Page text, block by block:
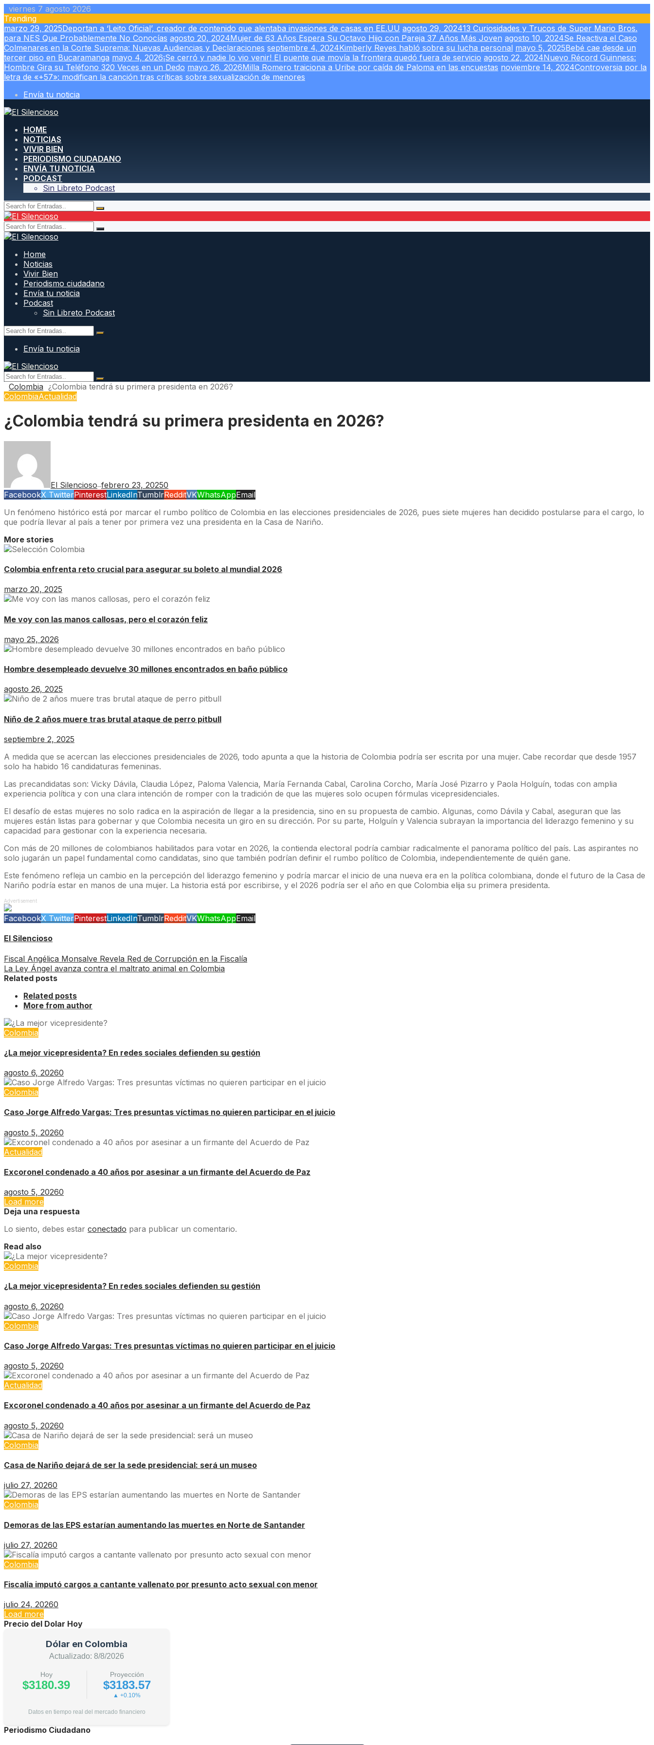
Skip
to
content
viernes 7 agosto 2026
Trending
marzo 29, 2025Deportan a ‘Leito Oficial’, creador de contenido que alentaba invasiones de casas en EE.UU agosto 29, 202413 Curiosidades y Trucos de Super Mario Bros.
para NES Que Probablemente No Conocías agosto 20, 2024Mujer de 63 Años Espera Su Octavo Hijo con Pareja 37 Años Más Joven agosto 10, 2024Se Reactiva el Caso
Colmenares en la Corte Suprema: Nuevas Audiencias y Declaraciones septiembre 4, 2024Kimberly Reyes habló sobre su lucha personal mayo 5, 2025Bebé cae desde un
tercer piso en Bucaramanga mayo 4, 2026¡Se cerró y nadie lo vio venir! El puente que movía la frontera quedó fuera de servicio agosto 22, 2024Nuevo Récord Guinness:
Hombre Gira su Teléfono 320 Veces en un Dedo mayo 26, 2026Milla Romero traiciona a Uribe por caída de Paloma en las encuestas noviembre 14, 2024Controversia por la
letra de «+57»: modifican la canción tras críticas sobre sexualización de menores
Envía tu noticia
HOME
NOTICIAS
VIVIR BIEN
PERIODISMO CIUDADANO
ENVÍA TU NOTICIA
PODCAST
Sin Libreto Podcast
Home
Noticias
Vivir Bien
Periodismo ciudadano
Envía tu noticia
Podcast
Sin Libreto Podcast
Envía tu noticia
Colombia ¿Colombia tendrá su primera presidenta en 2026?
ColombiaActualidad
¿Colombia tendrá su primera presidenta en 2026?
El Silencioso—febrero 23, 20250
FacebookX TwitterPinterestLinkedInTumblrRedditVKWhatsAppEmail
Un fenómeno histórico está por marcar el rumbo político de Colombia en las elecciones presidenciales de 2026, pues siete mujeres han decidido postularse para el cargo, lo
que podría llevar al país a tener por primera vez una presidenta en la Casa de Nariño.
More stories
Colombia enfrenta reto crucial para asegurar su boleto al mundial 2026
marzo 20, 2025
Me voy con las manos callosas, pero el corazón feliz
mayo 25, 2026
Hombre desempleado devuelve 30 millones encontrados en baño público
agosto 26, 2025
Niño de 2 años muere tras brutal ataque de perro pitbull
septiembre 2, 2025
A medida que se acercan las elecciones presidenciales de 2026, todo apunta a que la historia de Colombia podría ser escrita por una mujer. Cabe recordar que desde 1957
solo ha habido 16 candidaturas femeninas.
Las precandidatas son: Vicky Dávila, Claudia López, Paloma Valencia, María Fernanda Cabal, Carolina Corcho, María José Pizarro y Paola Holguín, todas con amplia
experiencia política y con una clara intención de romper con la tradición de que las mujeres solo ocupen fórmulas vicepresidenciales.
El desafío de estas mujeres no solo radica en la aspiración de llegar a la presidencia, sino en su propuesta de cambio. Algunas, como Dávila y Cabal, aseguran que las
mujeres están listas para gobernar y que Colombia necesita un giro en su dirección. Por su parte, Holguín y Valencia subrayan la importancia del liderazgo femenino y su
capacidad para gestionar con la experiencia necesaria.
Con más de 20 millones de colombianos habilitados para votar en 2026, la contienda electoral podría cambiar radicalmente el panorama político del país. Las aspirantes no
solo jugarán un papel fundamental como candidatas, sino que también podrían definir el rumbo político de Colombia, independientemente de quién gane.
Este fenómeno refleja un cambio en la percepción del liderazgo femenino y podría marcar el inicio de una nueva era en la política colombiana, donde el futuro de la Casa de
Nariño podría estar en manos de una mujer. La historia está por escribirse, y el 2026 podría ser el año en que Colombia elija su primera presidenta.
Advertisement
FacebookX TwitterPinterestLinkedInTumblrRedditVKWhatsAppEmail
El Silencioso
Fiscal Angélica Monsalve Revela Red de Corrupción en la Fiscalía
La Ley Ángel avanza contra el maltrato animal en Colombia
Related posts
Related posts
More from author
Colombia
¿La mejor vicepresidenta? En redes sociales defienden su gestión
agosto 6, 20260
Colombia
Caso Jorge Alfredo Vargas: Tres presuntas víctimas no quieren participar en el juicio
agosto 5, 20260
Actualidad
Excoronel condenado a 40 años por asesinar a un firmante del Acuerdo de Paz
agosto 5, 20260
Load more
Deja una respuesta
Lo siento, debes estar conectado para publicar un comentario.
Read also
Colombia
¿La mejor vicepresidenta? En redes sociales defienden su gestión
agosto 6, 20260
Colombia
Caso Jorge Alfredo Vargas: Tres presuntas víctimas no quieren participar en el juicio
agosto 5, 20260
Actualidad
Excoronel condenado a 40 años por asesinar a un firmante del Acuerdo de Paz
agosto 5, 20260
Colombia
Casa de Nariño dejará de ser la sede presidencial: será un museo
julio 27, 20260
Colombia
Demoras de las EPS estarían aumentando las muertes en Norte de Santander
julio 27, 20260
Colombia
Fiscalía imputó cargos a cantante vallenato por presunto acto sexual con menor
julio 24, 20260
Load more
Precio del Dolar Hoy
Dólar en Colombia
Actualizado: 8/8/2026
Hoy
$3180.39
Proyección
$3183.57
▲ +0.10%
Datos en tiempo real del mercado financiero
Periodismo Ciudadano